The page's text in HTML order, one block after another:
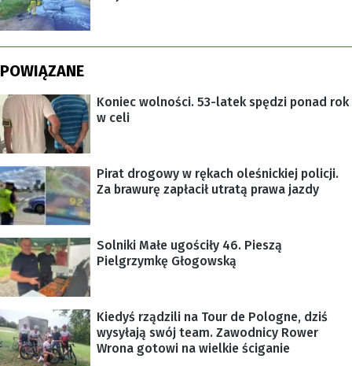
POWIĄZANE
Koniec wolności. 53-latek spędzi ponad rok
w celi
Pirat drogowy w rękach oleśnickiej policji.
Za brawurę zapłacił utratą prawa jazdy
Solniki Małe ugościły 46. Pieszą
Pielgrzymkę Głogowską
Kiedyś rządzili na Tour de Pologne, dziś
wysyłają swój team. Zawodnicy Rower
Wrona gotowi na wielkie ściganie